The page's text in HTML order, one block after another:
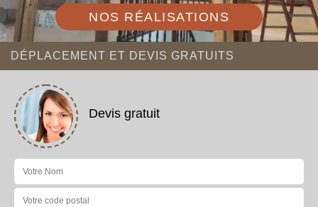
NOS RÉALISATIONS
DÉPLACEMENT ET DEVIS GRATUITS
Devis gratuit